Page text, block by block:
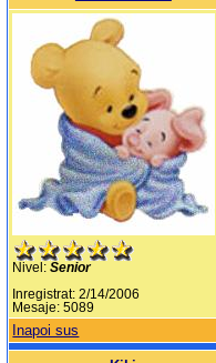
Nivel:Senior
Inregistrat: 2/14/2006
Mesaje: 5089
Inapoi sus